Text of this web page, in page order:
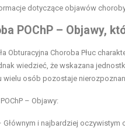
dotyczące objawów choroby
POChP – Objawy,
Obturacyjna Choroba Płuc
wiedzieć, że wskazana
wielu osób pozostaje
– Objawy:
Głównym i najbardziej oczywistym